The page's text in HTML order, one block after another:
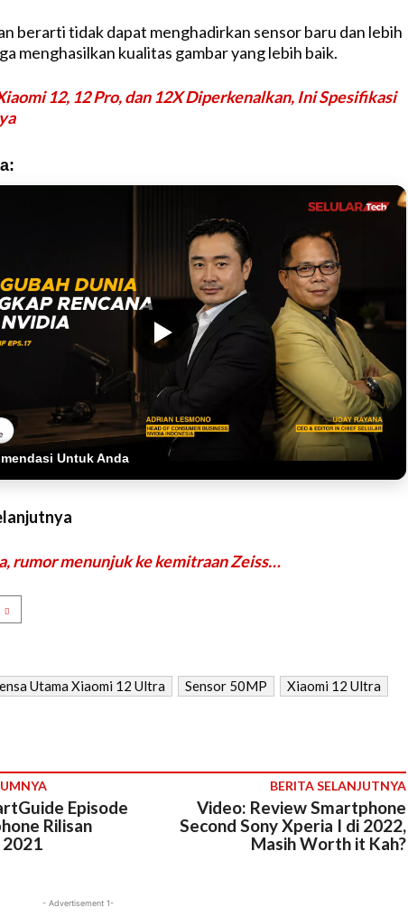
berarti tidak dapat menghadirkan sensor baru dan lebih
menghasilkan kualitas gambar yang lebih baik.
12, 12 Pro, dan 12X Diperkenalkan, Ini Spesifikasi
Untuk Anda
rumor menunjuk ke kemitraan Zeiss…
Utama Xiaomi 12 Ultra Sensor 50MP Xiaomi 12 Ultra
Episode
Rilisan
BERITA SELANJUTNYA
Video: Review Smartphone
Second Sony Xperia I di 2022,
Masih Worth it Kah?
- Advertisement 1-